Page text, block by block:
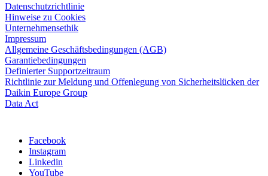
Datenschutzrichtlinie
Hinweise zu Cookies
Unternehmensethik
Impressum
Allgemeine Geschäftsbedingungen (AGB)
Garantiebedingungen
Definierter Supportzeitraum
Richtlinie zur Meldung und Offenlegung von Sicherheitslücken der
Daikin Europe Group
Data Act
Facebook
Instagram
Linkedin
YouTube